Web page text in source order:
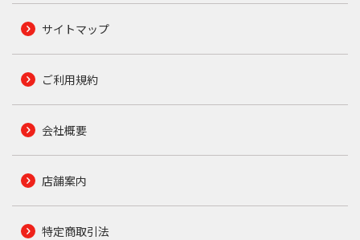
サイトマップ
ご利用規約
会社概要
店舗案内
特定商取引法